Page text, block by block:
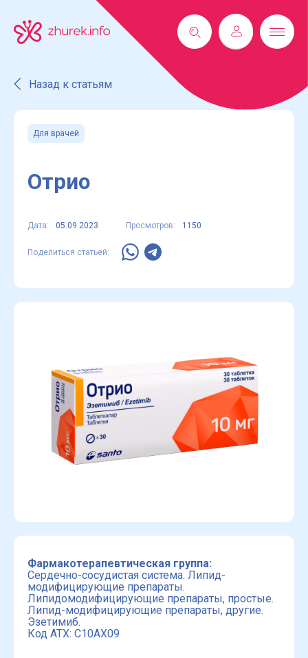
Назад к статьям
Для врачей
Отрио
Дата: 05.09.2023 Просмотров: 1150
Поделиться статьей:
Фармакотерапевтическая группа:
Сердечно-сосудистая система. Липид-
модифицирующие препараты.
Липидомодифицирующие препараты, простые.
Липид-модифицирующие препараты, другие.
Эзетимиб.
Код АТХ: C10AX09